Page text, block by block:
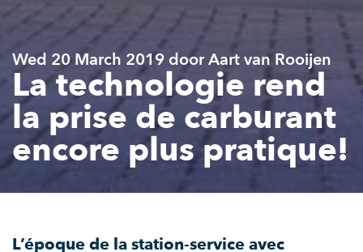
Wed 20 March 2019 door Aart van Rooijen
La technologie rend
la prise de carburant
encore plus pratique!
L’époque de la station-service avec